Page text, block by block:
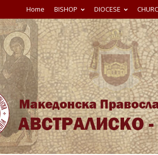
Home BISHOP DIOCESE